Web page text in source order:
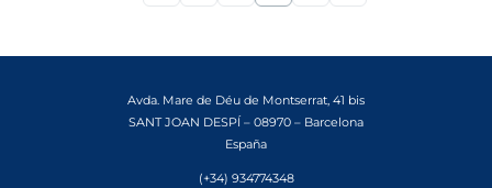
Avda. Mare de Déu de Montserrat, 41 bis
SANT JOAN DESPÍ – 08970 – Barcelona
España
(+34) 934774348